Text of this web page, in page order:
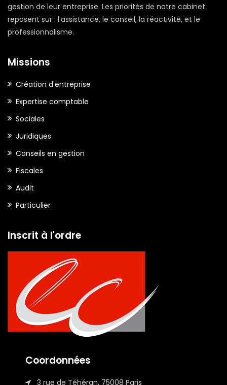
gestion de leur entreprise. Les priorités de notre cabinet
reposent sur : l’assistance, le conseil, la réactivité, et le
professionnalisme.
Missions
Création d'entreprise
Expertise comptable
Sociales
Juridiques
Conseils en gestion
Fiscales
Audit
Particulier
Inscrit à l'ordre
Coordonnées
3 rue de Téhéran, 75008 Paris